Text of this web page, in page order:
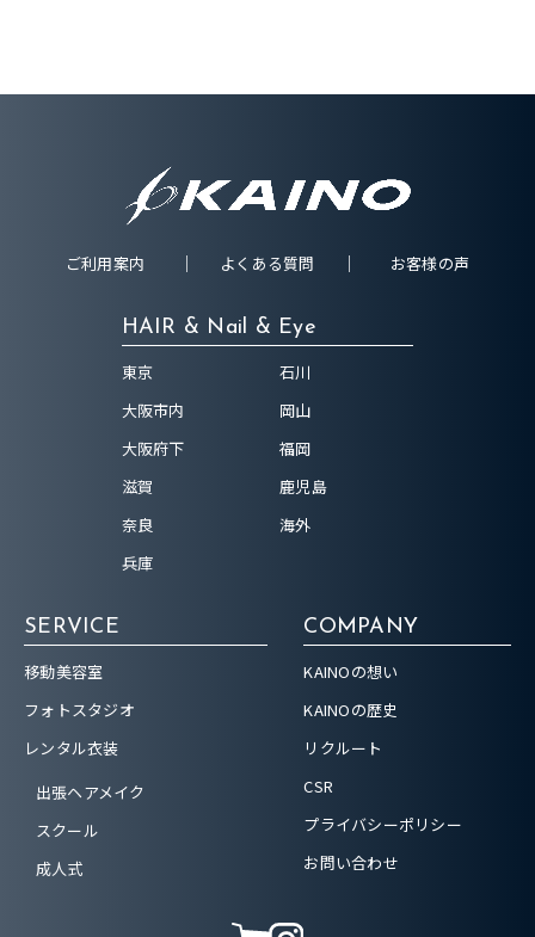
ご利用案内 よくある質問 お客様の声
HAIR & Nail & Eye
東京
大阪市内
大阪府下
滋賀
奈良
兵庫
石川
岡山
福岡
鹿児島
海外
SERVICE
移動美容室
フォトスタジオ
レンタル衣装
出張ヘアメイク
スクール
成人式
COMPANY
KAINOの想い
KAINOの歴史
リクルート
CSR
プライバシーポリシー
お問い合わせ